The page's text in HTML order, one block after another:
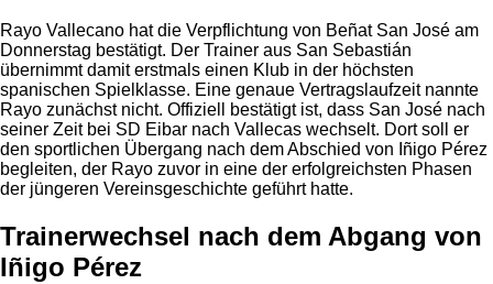
Rayo Vallecano hat die Verpflichtung von Beñat San José am
Donnerstag bestätigt. Der Trainer aus San Sebastián
übernimmt damit erstmals einen Klub in der höchsten
spanischen Spielklasse. Eine genaue Vertragslaufzeit nannte
Rayo zunächst nicht. Offiziell bestätigt ist, dass San José nach
seiner Zeit bei SD Eibar nach Vallecas wechselt. Dort soll er
den sportlichen Übergang nach dem Abschied von Iñigo Pérez
begleiten, der Rayo zuvor in eine der erfolgreichsten Phasen
der jüngeren Vereinsgeschichte geführt hatte.
Trainerwechsel nach dem Abgang von
Iñigo Pérez